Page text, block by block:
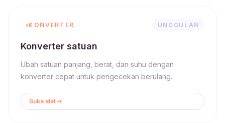
KONVERTER UNGGULAN
Konverter satuan
Ubah satuan panjang, berat, dan suhu dengan
konverter cepat untuk pengecekan berulang.
Buka alat